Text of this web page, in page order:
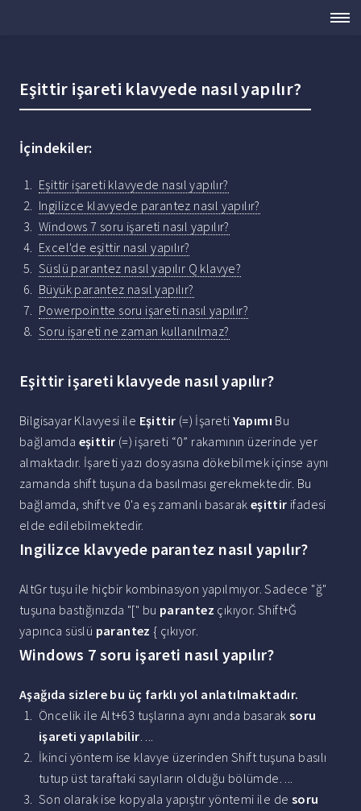
Eşittir işareti klavyede nasıl yapılır?
İçindekiler:
Eşittir işareti klavyede nasıl yapılır?
Ingilizce klavyede parantez nasıl yapılır?
Windows 7 soru işareti nasıl yapılır?
Excel'de eşittir nasıl yapılır?
Süslü parantez nasıl yapılır Q klavye?
Büyük parantez nasıl yapılır?
Powerpointte soru işareti nasıl yapılır?
Soru işareti ne zaman kullanılmaz?
Eşittir işareti klavyede nasıl yapılır?
Bilgisayar Klavyesi ile Eşittir (=) İşareti Yapımı Bu
bağlamda eşittir (=) işareti “0” rakamının üzerinde yer
almaktadır. İşareti yazı dosyasına dökebilmek içinse aynı
zamanda shift tuşuna da basılması gerekmektedir. Bu
bağlamda, shift ve 0'a eş zamanlı basarak eşittir ifadesi
elde edilebilmektedir.
Ingilizce klavyede parantez nasıl yapılır?
AltGr tuşu ile hiçbir kombinasyon yapılmıyor. Sadece "ğ"
tuşuna bastığınızda "[" bu parantez çıkıyor. Shift+Ğ
yapınca süslü parantez { çıkıyor.
Windows 7 soru işareti nasıl yapılır?
Aşağıda sizlere bu üç farklı yol anlatılmaktadır.
Öncelik ile Alt+63 tuşlarına aynı anda basarak soru
işareti yapılabilir. ...
İkinci yöntem ise klavye üzerinden Shift tuşuna basılı
tutup üst taraftaki sayıların olduğu bölümde. ...
Son olarak ise kopyala yapıştır yöntemi ile de soru